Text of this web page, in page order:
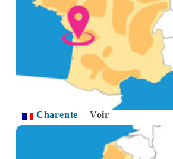
Charente Voir